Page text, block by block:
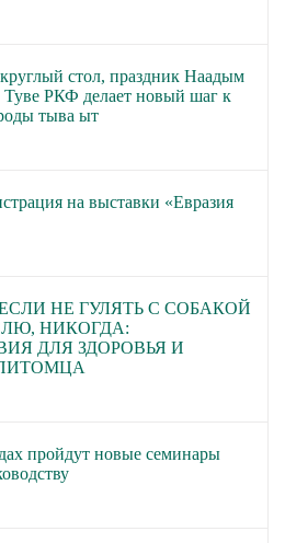
стол, праздник Наадым
Туве РКФ делает новый шаг к
тыва ыт
на выставки «Евразия
НЕ ГУЛЯТЬ С СОБАКОЙ
НИКОГДА:
ДЛЯ ЗДОРОВЬЯ И
пройдут новые семинары